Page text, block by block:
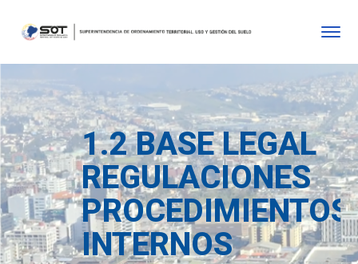
1.2 BASE LEGAL
REGULACIONES
PROCEDIMIENTOS
INTERNOS